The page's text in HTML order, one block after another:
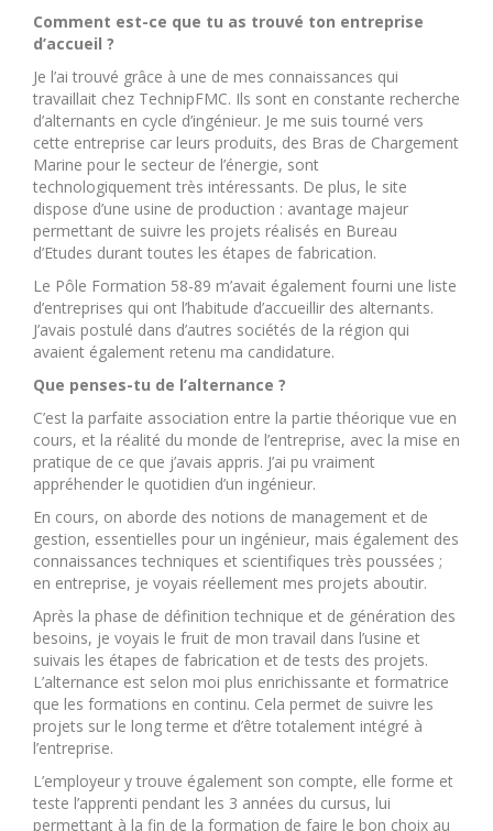
Comment est-ce que tu as trouvé ton entreprise
d’accueil ?
Je l’ai trouvé grâce à une de mes connaissances qui
travaillait chez TechnipFMC. Ils sont en constante recherche
d’alternants en cycle d’ingénieur. Je me suis tourné vers
cette entreprise car leurs produits, des Bras de Chargement
Marine pour le secteur de l’énergie, sont
technologiquement très intéressants. De plus, le site
dispose d’une usine de production : avantage majeur
permettant de suivre les projets réalisés en Bureau
d’Etudes durant toutes les étapes de fabrication.
Le Pôle Formation 58-89 m’avait également fourni une liste
d’entreprises qui ont l’habitude d’accueillir des alternants.
J’avais postulé dans d’autres sociétés de la région qui
avaient également retenu ma candidature.
Que penses-tu de l’alternance ?
C’est la parfaite association entre la partie théorique vue en
cours, et la réalité du monde de l’entreprise, avec la mise en
pratique de ce que j’avais appris. J’ai pu vraiment
appréhender le quotidien d’un ingénieur.
En cours, on aborde des notions de management et de
gestion, essentielles pour un ingénieur, mais également des
connaissances techniques et scientifiques très poussées ;
en entreprise, je voyais réellement mes projets aboutir.
Après la phase de définition technique et de génération des
besoins, je voyais le fruit de mon travail dans l’usine et
suivais les étapes de fabrication et de tests des projets.
L’alternance est selon moi plus enrichissante et formatrice
que les formations en continu. Cela permet de suivre les
projets sur le long terme et d’être totalement intégré à
l’entreprise.
L’employeur y trouve également son compte, elle forme et
teste l’apprenti pendant les 3 années du cursus, lui
permettant à la fin de la formation de faire le bon choix au